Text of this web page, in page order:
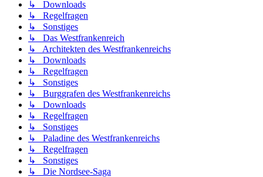
↳ Downloads
↳ Regelfragen
↳ Sonstiges
↳ Das Westfrankenreich
↳ Architekten des Westfrankenreichs
↳ Downloads
↳ Regelfragen
↳ Sonstiges
↳ Burggrafen des Westfrankenreichs
↳ Downloads
↳ Regelfragen
↳ Sonstiges
↳ Paladine des Westfrankenreichs
↳ Regelfragen
↳ Sonstiges
↳ Die Nordsee-Saga